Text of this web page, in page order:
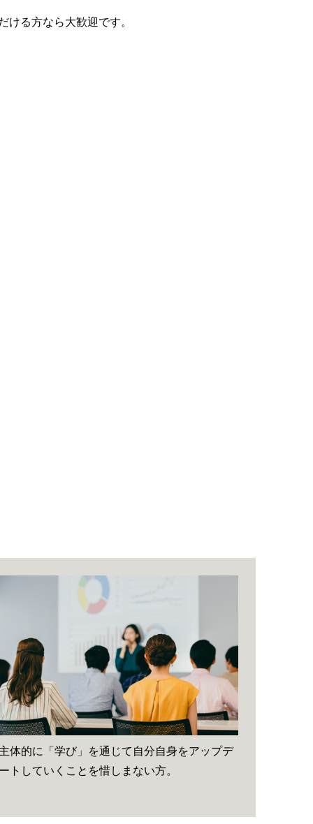
る方なら大歓迎です。
体的に「学び」を通じて自分自身をアップデ
トしていくことを惜しまない方。